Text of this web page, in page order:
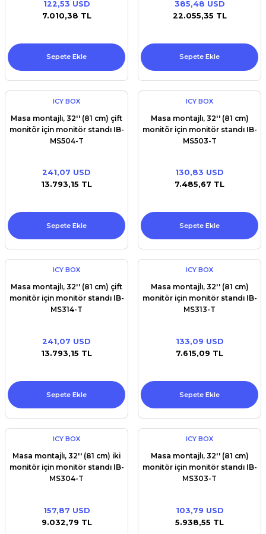
/ XPS+GPU
122,53 USD
7.010,38 TL
Sepete Ekle
385,48 USD
22.055,35 TL
Sepete Ekle
ICY BOX
Masa montajlı, 32'' (81 cm) çift
monitör için monitör standı IB-
MS504-T
241,07 USD
13.793,15 TL
Sepete Ekle
ICY BOX
Masa montajlı, 32'' (81 cm)
monitör için monitör standı IB-
MS503-T
130,83 USD
7.485,67 TL
Sepete Ekle
ICY BOX
Masa montajlı, 32'' (81 cm) çift
monitör için monitör standı IB-
MS314-T
241,07 USD
13.793,15 TL
Sepete Ekle
ICY BOX
Masa montajlı, 32'' (81 cm)
monitör için monitör standı IB-
MS313-T
133,09 USD
7.615,09 TL
Sepete Ekle
ICY BOX
Masa montajlı, 32'' (81 cm) iki
monitör için monitör standı IB-
MS304-T
157,87 USD
9.032,79 TL
ICY BOX
Masa montajlı, 32'' (81 cm)
monitör için monitör standı IB-
MS303-T
103,79 USD
5.938,55 TL